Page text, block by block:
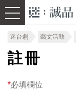
迷台劇 藝文活動
註冊
*必填欄位